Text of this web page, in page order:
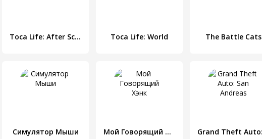
Toca Life: After School Toca Life: World The Battle Cats
Симулятор Мыши Мой Говорящий Хэнк